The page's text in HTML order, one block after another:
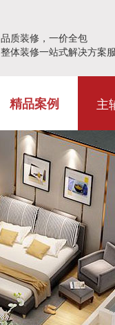
品质装修，一价全包
整体装修一站式解决方案
精品案例 主